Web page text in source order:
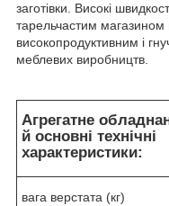
заготівки. Високі
тарельчастим
високопродуктивним і
меблевих виробництв.
Агрегатне
й основні технічні
характеристики:
вага верстата (кг)